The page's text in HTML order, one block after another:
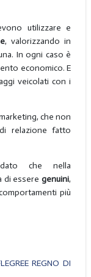
utilizzare e
, valorizzando in
In ogni caso è
economico. E
veicolati con i
che non
relazione fatto
che nella
di esseregenuini,
più
REGNO DI